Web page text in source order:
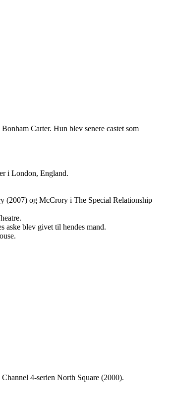
Carter. Hun blev senere castet som
i London, England.
(2007) og McCrory i The Special Relationship
aske blev givet til hendes mand.
4-serien North Square (2000).